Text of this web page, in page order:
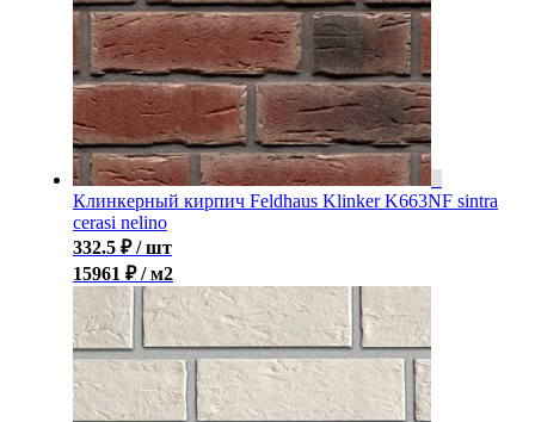
Клинкерный кирпич Feldhaus Klinker K663NF sintra
cerasi nelino
332.5 ₽ / шт
15961 ₽ / м2